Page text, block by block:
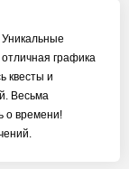
графика
квесты и
Весьма
о времени!